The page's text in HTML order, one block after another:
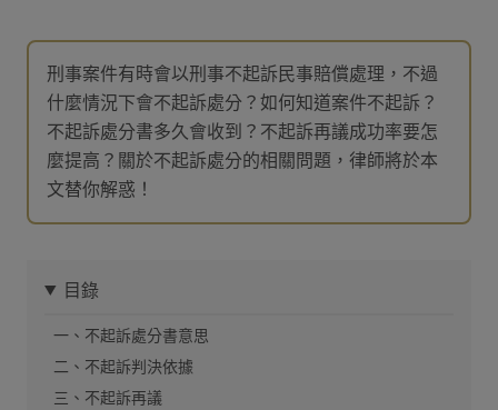
刑事案件有時會以刑事不起訴民事賠償處理，不過
什麼情況下會不起訴處分？如何知道案件不起訴？
不起訴處分書多久會收到？不起訴再議成功率要怎
麼提高？關於不起訴處分的相關問題，律師將於本
文替你解惑！
目錄
一、不起訴處分書意思
二、不起訴判決依據
三、不起訴再議